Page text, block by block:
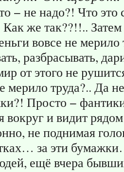
− не надо?! Что
Как же так??!!..
вовсе не мерило
разбрасывать,
от этого не
мерило труда?.. Да
Просто −
вокруг и видит
не поднимая
за эти
ещё вчера